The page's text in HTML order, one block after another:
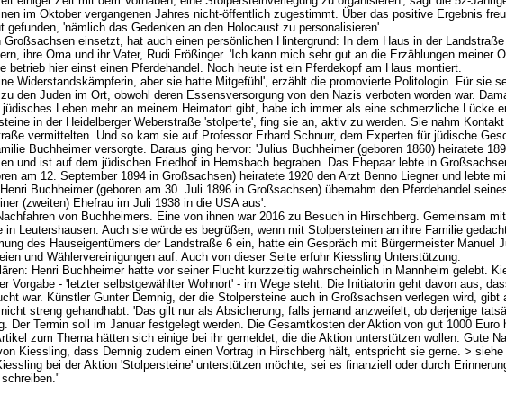
im Oktober vergangenen Jahres nicht-öffentlich zugestimmt. Über das positive Ergebnis
gefunden, 'nämlich das Gedenken an den Holocaust zu personalisieren'.
einsetzt, hat auch einen persönlichen Hintergrund: In dem Haus in der
ihre Oma und ihr Vater, Rudi Frößinger. 'Ich kann mich sehr gut an die Erzählungen meiner
betrieb hier einst einen Pferdehandel. Noch heute ist ein Pferdekopf am Haus montiert.
Widerstandskämpferin, aber sie hatte Mitgefühl', erzählt die promovierte Politologin. Für sie
den Juden im Ort, obwohl deren Essensversorgung von den Nazis verboten worden war.
Leben mehr an meinem Heimatort gibt, habe ich immer als eine schmerzliche Lücke
in der Heidelberger Weberstraße 'stolperte', fing sie an, aktiv zu werden. Sie nahm
vermittelten. Und so kam sie auf Professor Erhard Schnurr, dem Experten für jüdische
Buchheimer versorgte. Daraus ging hervor: 'Julius Buchheimer (geboren 1860) heiratete
und ist auf dem jüdischen Friedhof in Hemsbach begraben. Das Ehepaar lebte in
am 12. September 1894 in Großsachsen) heiratete 1920 den Arzt Benno Liegner und lebte
Buchheimer (geboren am 30. Juli 1896 in Großsachsen) übernahm den Pferdehandel
(zweiten) Ehefrau im Juli 1938 in die USA aus'.
von Buchheimers. Eine von ihnen war 2016 zu Besuch in Hirschberg. Gemeinsam
in Leutershausen. Auch sie würde es begrüßen, wenn mit Stolpersteinen an ihre Familie
des Hauseigentümers der Landstraße 6 ein, hatte ein Gespräch mit Bürgermeister Manuel
und Wählervereinigungen auf. Auch von dieser Seite erfuhr Kiessling Unterstützung.
Henri Buchheimer hatte vor seiner Flucht kurzzeitig wahrscheinlich in Mannheim gelebt.
Vorgabe - 'letzter selbstgewählter Wohnort' - im Wege steht. Die Initiatorin geht davon aus,
war. Künstler Gunter Demnig, der die Stolpersteine auch in Großsachsen verlegen wird, gibt
streng gehandhabt. 'Das gilt nur als Absicherung, falls jemand anzweifelt, ob derjenige
Der Termin soll im Januar festgelegt werden. Die Gesamtkosten der Aktion von gut 1000
zum Thema hätten sich einige bei ihr gemeldet, die die Aktion unterstützen wollen. Gute
Kiessling, dass Demnig zudem einen Vortrag in Hirschberg hält, entspricht sie gerne. > siehe
bei der Aktion 'Stolpersteine' unterstützen möchte, sei es finanziell oder durch
schreiben."